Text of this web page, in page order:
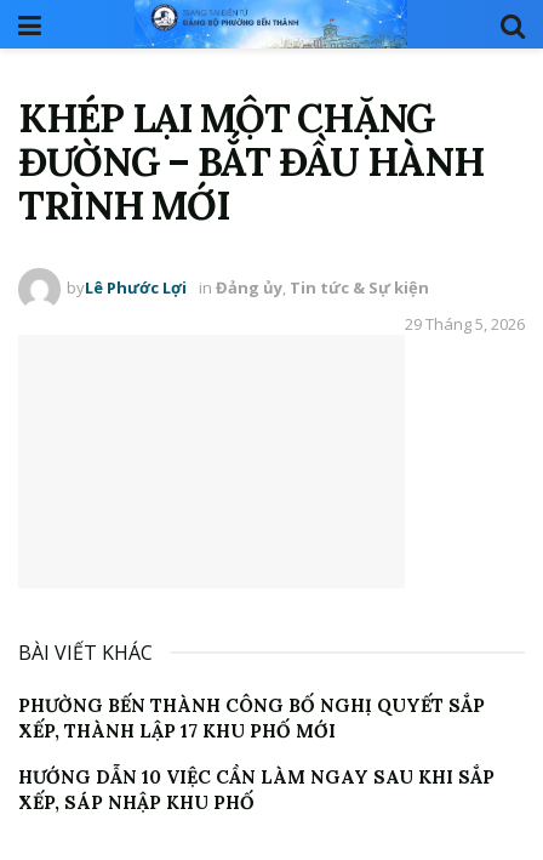
KHÉP LẠI MỘT CHẶNG
ĐƯỜNG – BẮT ĐẦU HÀNH
TRÌNH MỚI
byLê Phước Lợi in Đảng ủy, Tin tức & Sự kiện
29 Tháng 5, 2026
BÀI VIẾT KHÁC
PHƯỜNG BẾN THÀNH CÔNG BỐ NGHỊ QUYẾT SẮP
XẾP, THÀNH LẬP 17 KHU PHỐ MỚI
HƯỚNG DẪN 10 VIỆC CẦN LÀM NGAY SAU KHI SẮP
XẾP, SÁP NHẬP KHU PHỐ